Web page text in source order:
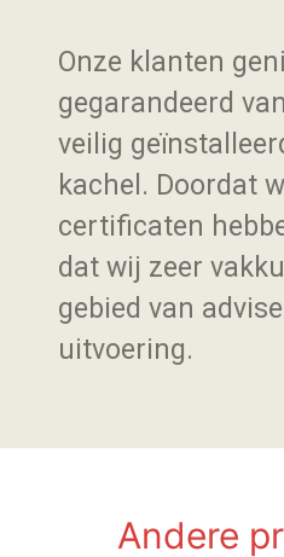
Onze klanten
gegarandeerd
veilig
kachel. Doordat
certificaten
dat wij zeer
gebied van
uitvoering.
Andere